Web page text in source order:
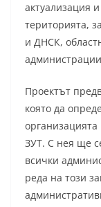
актуализация
територията,
и ДНСК,
Проектът
която да
ЗУТ. С нея ще
всички
реда на този